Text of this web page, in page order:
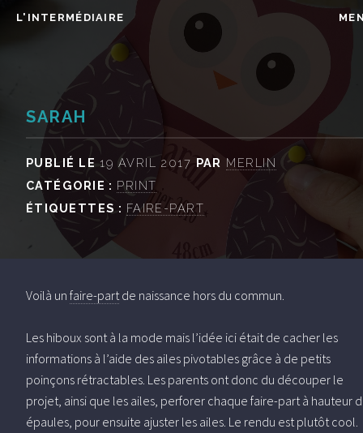
L'INTERMÉDIAIRE
SARAH
PUBLIÉ LE 19 AVRIL 2017 PAR MERLIN
CATÉGORIE : PRINT
ÉTIQUETTES : FAIRE-PART
Voilà un faire-partde naissance hors du commun.
Les hiboux sont à la mode mais l’idée ici était de cacher les
informations à l’aide des ailes pivotables grâce à de petits
poinçons rétractables. Les parents ont donc du découper le
projet, ainsi que les ailes, perforer chaque faire-part à hauteur
épaules, pour ensuite ajuster les ailes. Le rendu est plutôt cool.